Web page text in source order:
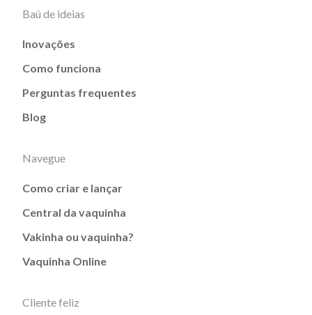
Baú de ideias
Inovações
Como funciona
Perguntas frequentes
Blog
Navegue
Como criar e lançar
Central da vaquinha
Vakinha ou vaquinha?
Vaquinha Online
Cliente feliz